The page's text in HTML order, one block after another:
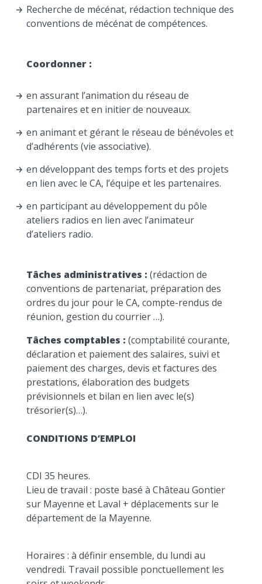
Recherche de mécénat, rédaction technique des
conventions de mécénat de compétences.
Coordonner :
en assurant l’animation du réseau de
partenaires et en initier de nouveaux.
en animant et gérant le réseau de bénévoles et
d’adhérents (vie associative).
en développant des temps forts et des projets
en lien avec le CA, l’équipe et les partenaires.
en participant au développement du pôle
ateliers radios en lien avec l’animateur
d’ateliers radio.
Tâches administratives : (rédaction de
conventions de partenariat, préparation des
ordres du jour pour le CA, compte-rendus de
réunion, gestion du courrier …).
Tâches comptables : (comptabilité courante,
déclaration et paiement des salaires, suivi et
paiement des charges, devis et factures des
prestations, élaboration des budgets
prévisionnels et bilan en lien avec le(s)
trésorier(s)…).
CONDITIONS D’EMPLOI
CDI 35 heures.
Lieu de travail : poste basé à Château Gontier
sur Mayenne et Laval + déplacements sur le
département de la Mayenne.
Horaires : à définir ensemble, du lundi au
vendredi. Travail possible ponctuellement les